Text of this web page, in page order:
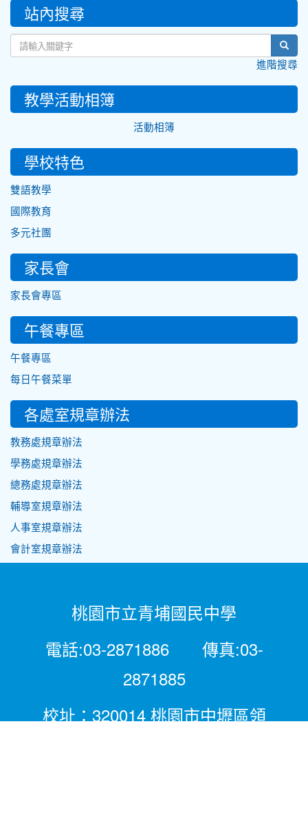
::: 站內搜尋
進階搜尋
教學活動相簿
活動相簿
學校特色
雙語教學
國際教育
多元社團
家長會
家長會專區
午餐專區
午餐專區
每日午餐菜單
各處室規章辦法
教務處規章辦法
學務處規章辦法
總務處規章辦法
輔導室規章辦法
人事室規章辦法
會計室規章辦法
桃園市立青埔國民中學
電話:03-2871886 傳真:03-
2871885
校址：320014 桃園市中壢區領